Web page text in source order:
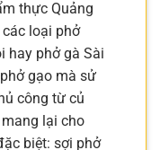
thực Quảng
loại phở
hay phở gà Sài
gạo mà sử
công từ củ
lại cho
biệt: sợi phở